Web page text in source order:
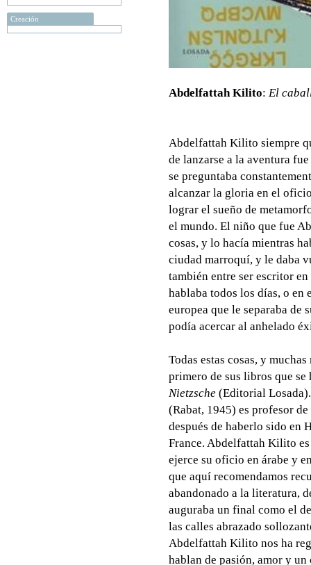
Creación
Abdelfattah Kilito: El
Abdelfattah Kilito siempre
de lanzarse a la aventura
se preguntaba
alcanzar la gloria en el
lograr el sueño de
el mundo. El niño que fue
cosas, y lo hacía mientras
ciudad marroquí, y le daba
también entre ser escritor
hablaba todos los días, o
europea que le separaba
podía acercar al anhelado
Todas estas cosas, y
primero de sus libros que
Nietzsche (Editorial
(Rabat, 1945) es profesor
después de haberlo sido en
France. Abdelfattah Kilito
ejerce su oficio en árabe y
que aquí recomendamos
abandonado a la literatura,
auguraba un final como el
las calles abrazado
Abdelfattah Kilito nos ha
hablan de pasión, amor y un